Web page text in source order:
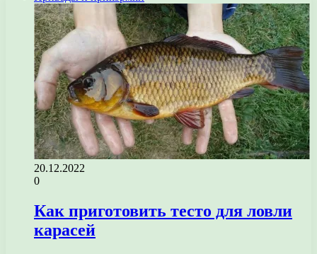
20.12.2022
0
Как приготовить тесто для ловли
карасей